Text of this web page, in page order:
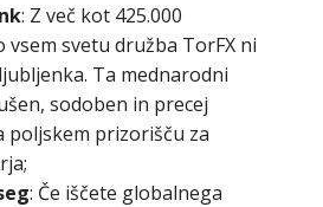
: Z več kot 425.000
svetu družba TorFX ni
Ta mednarodni
sodoben in precej
poljskem prizorišču za
: Če iščete globalnega